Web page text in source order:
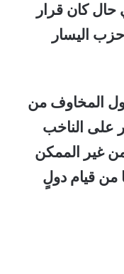
كان قرار
حزب اليسار
المخاوف من
على الناخب
غير الممكن
من قيام دولٍ